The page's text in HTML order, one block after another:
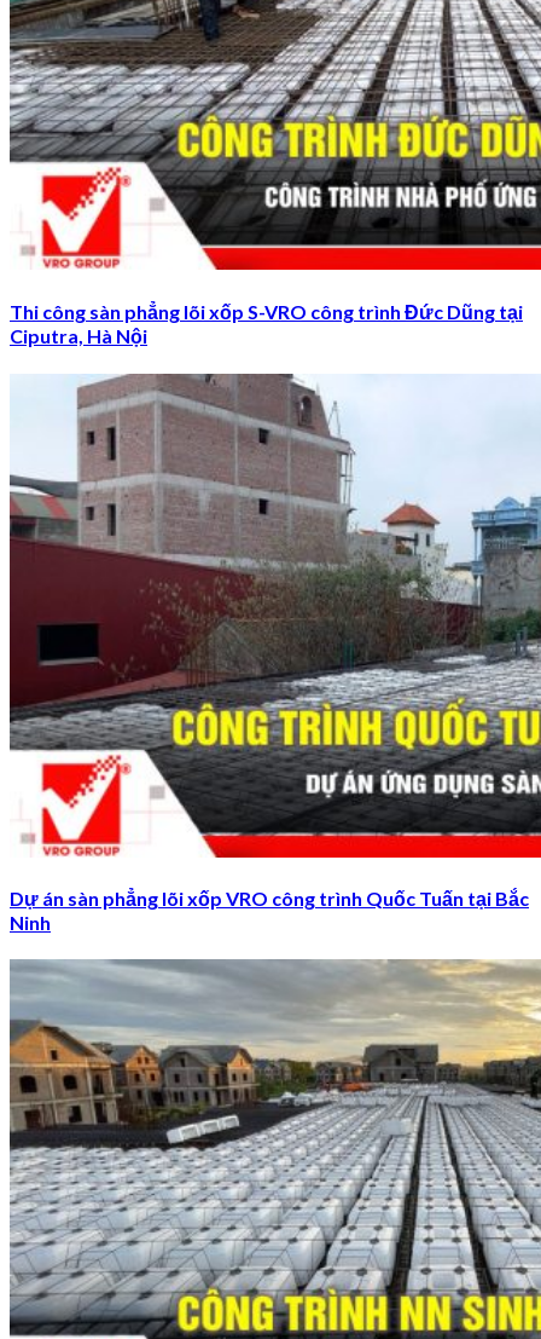
Thi công sàn phẳng lõi xốp S-VRO công trình Đức Dũng tại
Ciputra, Hà Nội
Dự án sàn phẳng lõi xốp VRO công trình Quốc Tuấn tại Bắc
Ninh